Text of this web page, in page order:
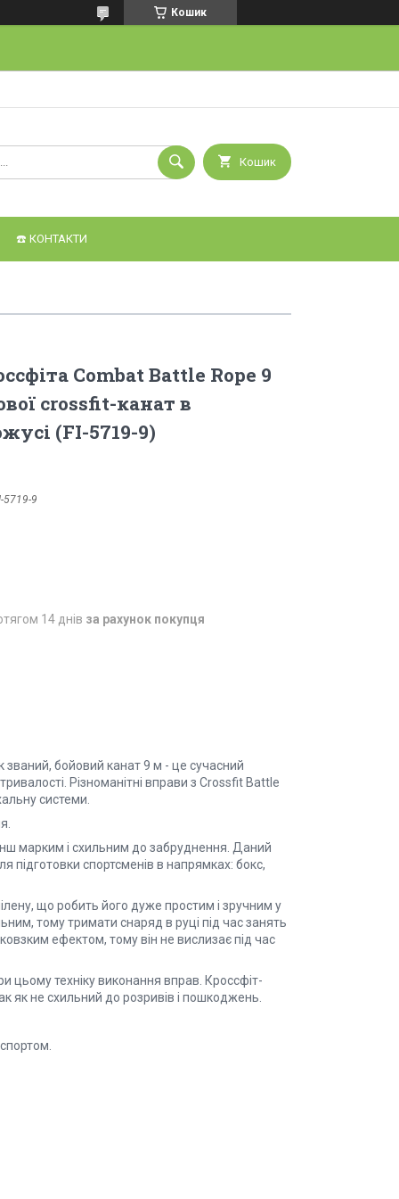
Кошик
Кошик
☎️ КОНТАКТИ
Combat Battle Rope 9
crossfit-канат в
(FI-5719-9)
5719-9
14 днів за рахунок покупця
званий, бойовий канат 9 м - це сучасний
Різноманітні вправи з Crossfit Battle
системи.
марким і схильним до забруднення. Даний
підготовки спортсменів в напрямках: бокс,
що робить його дуже простим і зручним у
тому тримати снаряд в руці під час занять
ефектом, тому він не вислизає під час
цьому техніку виконання вправ. Кроссфіт-
як не схильний до розривів і пошкоджень.